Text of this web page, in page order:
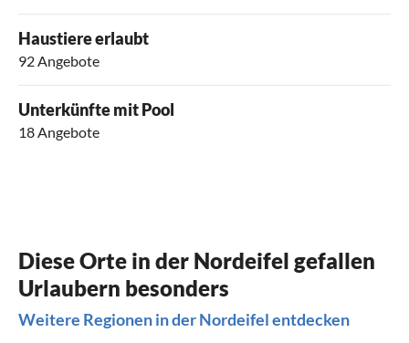
Haustiere erlaubt
92 Angebote
Unterkünfte mit Pool
18 Angebote
Diese Orte in der Nordeifel gefallen
Urlaubern besonders
Weitere Regionen in der Nordeifel entdecken